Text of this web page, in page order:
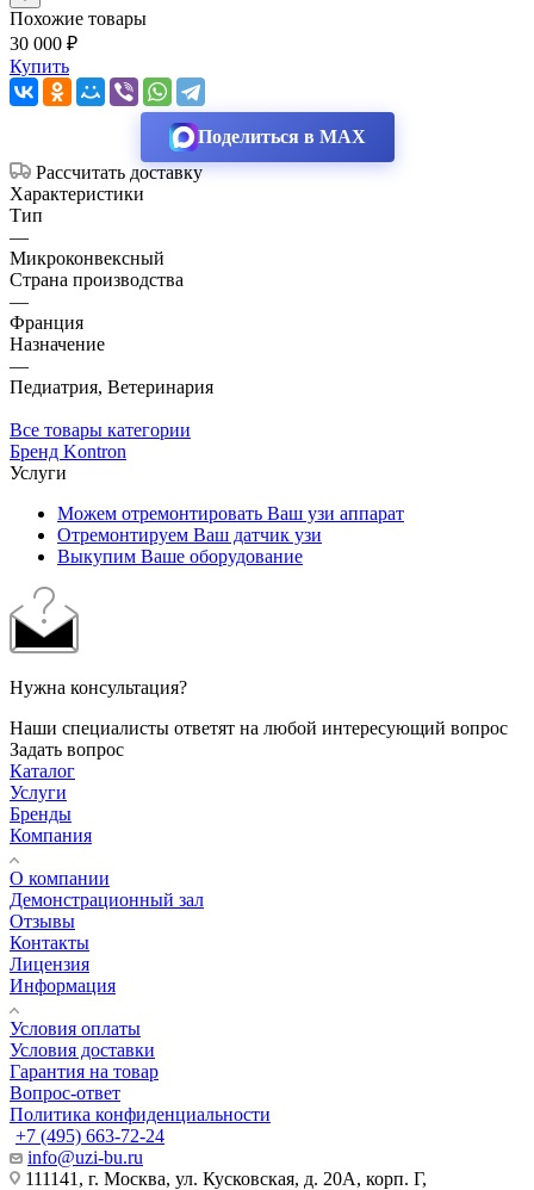
Похожие товары
30 000 ₽
Купить
Поделиться в MAX
Рассчитать доставку
Характеристики
Тип
—
Микроконвексный
Страна производства
—
Франция
Назначение
—
Педиатрия, Ветеринария
Все товары категории
Бренд Kontron
Услуги
Можем отремонтировать Ваш узи аппарат
Отремонтируем Ваш датчик узи
Выкупим Ваше оборудование
Нужна консультация?
Наши специалисты ответят на любой интересующий вопрос
Задать вопрос
Каталог
Услуги
Бренды
Компания
О компании
Демонстрационный зал
Отзывы
Контакты
Лицензия
Информация
Условия оплаты
Условия доставки
Гарантия на товар
Вопрос-ответ
Политика конфиденциальности
+7 (495) 663-72-24
info@uzi-bu.ru
111141, г. Москва, ул. Кусковская, д. 20А, корп. Г,